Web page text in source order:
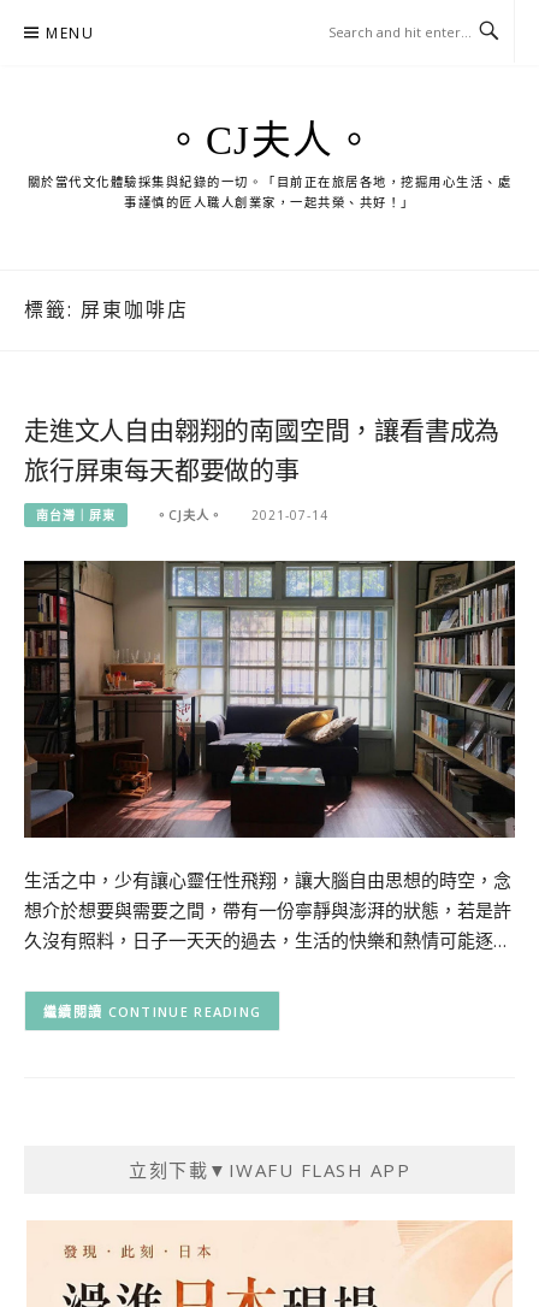
MENU
。CJ夫人。
關於當代文化體驗採集與紀錄的一切。「目前正在旅居各地，挖掘用心生活、處
事謹慎的匠人職人創業家，一起共榮、共好！」
標籤: 屏東咖啡店
走進文人自由翱翔的南國空間，讓看書成為
旅行屏東每天都要做的事
南台灣｜屏東 。CJ夫人。 2021-07-14
生活之中，少有讓心靈任性飛翔，讓大腦自由思想的時空，念
想介於想要與需要之間，帶有一份寧靜與澎湃的狀態，若是許
久沒有照料，日子一天天的過去，生活的快樂和熱情可能逐…
CONTINUE READING
立刻下載▼IWAFU FLASH APP